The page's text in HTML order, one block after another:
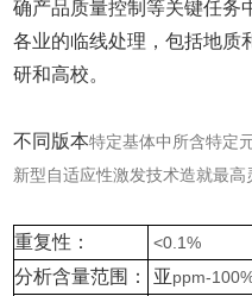
确产品质量控制等关键任务
各业的临线处理，包括地质
研和高校。
不同版本特定基体中所含特定
新型自适应性激发技术造就最高
重复性： <0.1%
分析含量范围： 亚ppm-